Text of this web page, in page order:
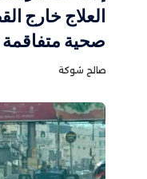
العلاج خارج
صحية متفاقمة
صالح شوكة